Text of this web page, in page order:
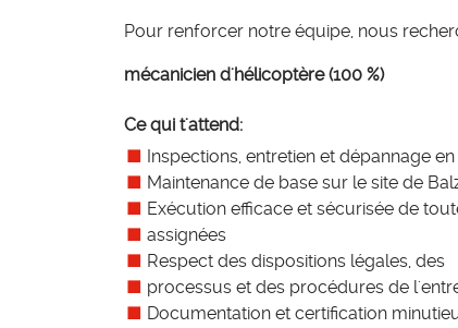
Pour renforcer notre équipe, nous
mécanicien d'hélicoptère (100 %)
Ce qui t'attend:
Inspections, entretien et dépannage
Maintenance de base sur le site de
Exécution efficace et sécurisée de
assignées
Respect des dispositions légales, des
processus et des procédures de
Documentation et certification